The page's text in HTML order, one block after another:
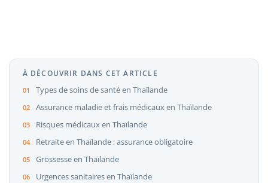
À DÉCOUVRIR DANS CET ARTICLE
Types de soins de santé en Thaïlande
Assurance maladie et frais médicaux en Thaïlande
Risques médicaux en Thaïlande
Retraite en Thaïlande : assurance obligatoire
Grossesse en Thaïlande
Urgences sanitaires en Thaïlande